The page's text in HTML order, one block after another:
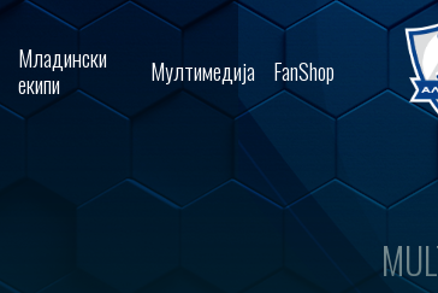
Младински
екипи
Мултимедија FanShop